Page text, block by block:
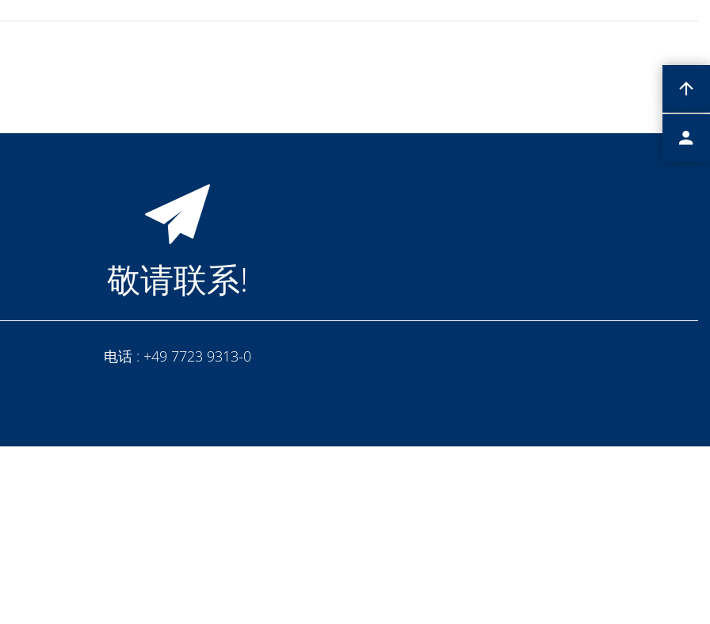
敬请联系!
电话 : +49 7723 9313-0